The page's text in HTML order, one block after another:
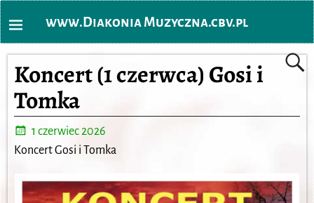
www.Diakonia Muzyczna.cbv.pl
Koncert (1 czerwca) Gosi i
Tomka
1 czerwiec 2026
Koncert Gosi i Tomka